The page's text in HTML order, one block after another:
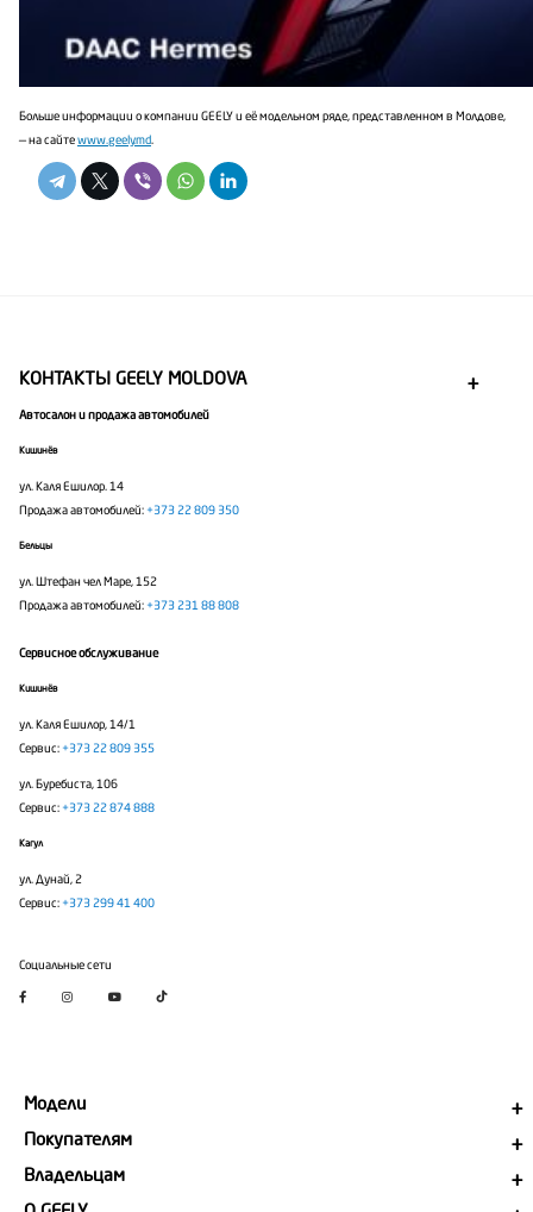
Больше информации о компании GEELY и её модельном ряде, представленном в Молдове,
— на сайтеwww.geely.md.
Модели
Покупателям
Владельцам
КОНТАКТЫ GEELY MOLDOVA
Автосалон и продажа автомобилей
Кишинёв
ул. Каля Ешилор. 14
Продажа автомобилей:+373 22 809 350
Бельцы
ул. Штефан чел Маре, 152
Продажа автомобилей:+373 231 88 808
Сервисное обслуживание
Кишинёв
ул. Каля Ешилор, 14/1
Сервис:+373 22 809 355
ул. Буребиста, 106
Сервис:+373 22 874 888
Кагул
ул. Дунай, 2
Сервис:+373 299 41 400
Социальные сети